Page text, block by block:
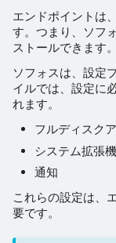
設定
ソフォスのイン
クリプトの作成
ポリシーの作成
エンドポイントが
ルされていること
エンドポイントは
す。つまり、ソフ
ストールできます。
ソフォスは、設定
イルでは、設定に
れます。
フルディスク
システム拡張
通知
これらの設定は、
要です。